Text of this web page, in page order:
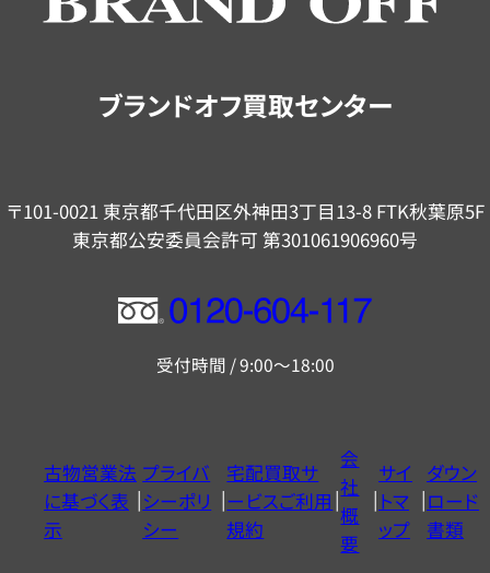
ブランドオフ買取センター
〒101-0021 東京都千代田区外神田3丁目13-8 FTK秋葉原5F
東京都公安委員会許可 第301061906960号
フ
ー
ヤ
ル
0120604117
受付時間 / 9:00～18:00
古物営業法
に基づく表
示
プライバ
シーポリ
シー
宅配買取サ
ービスご利用
規約
会
社
概
要
サイ
トマ
ップ
ダウン
ロード
書類